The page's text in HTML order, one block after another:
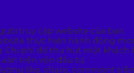
truy cập website của bạn.
thực hiện hành động
Chi phí để thu hút một khách
trên vốn đầu tư.
like, share, comment